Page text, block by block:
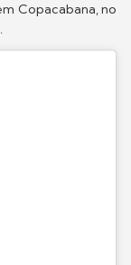
Copacabana, no
.